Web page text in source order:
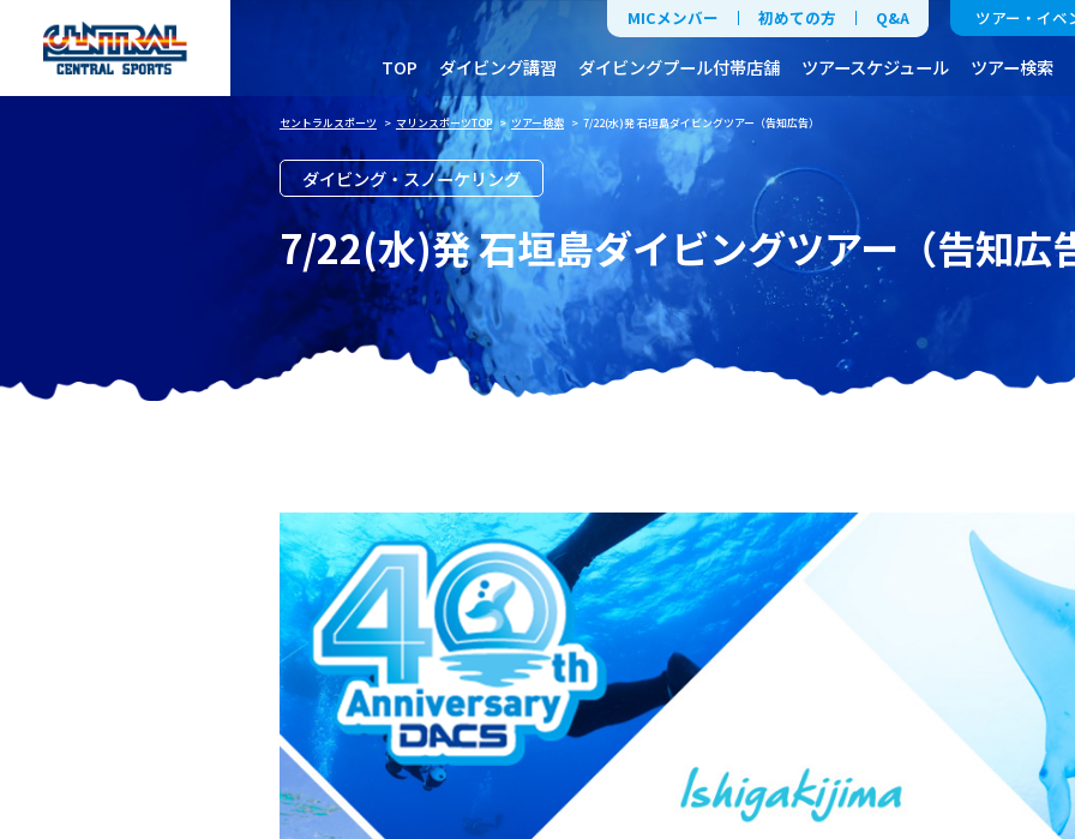
MICメンバー 初めての方 Q&A ツアー・イ
TOP ダイビング講習 ダイビングプール付帯店舗 ツアースケジュール ツアー検索
セントラルスポーツ > マリンスポーツTOP> ツアー検索> 7/22(水)発 石垣島ダイビングツアー（告知広告）
ダイビング・スノーケリング
7/22(水)発 石垣島ダイビングツアー（告知広